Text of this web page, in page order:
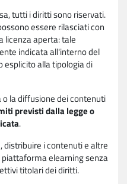
tutti i diritti sono riservati.
essere rilasciati con
licenza aperta: tale
indicata all'interno del
alla tipologia di
o la diffusione dei contenuti
previsti dalla legge o
.
i contenuti e altre
elearning senza
titolari dei diritti.